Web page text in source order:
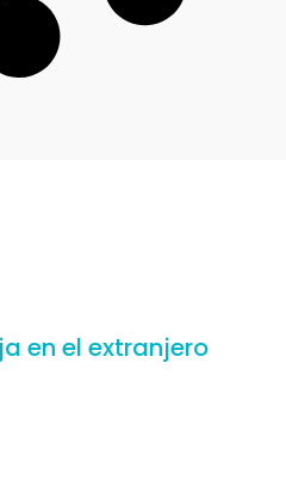
en el extranjero